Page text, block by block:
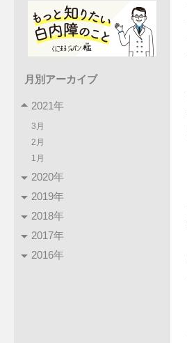
月別アーカイブ
2021年
3月
2月
1月
2020年
2019年
2018年
2017年
2016年